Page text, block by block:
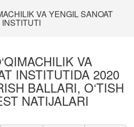
VA YENGIL SANOAT
INSTITUTI
VA
INSTITUTIDA 2020
BALLARI, O‘TISH
NATIJALARI